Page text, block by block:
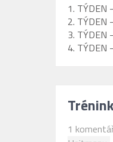
1. TÝDEN
2. TÝDEN
3. TÝDEN
4. TÝDEN
1